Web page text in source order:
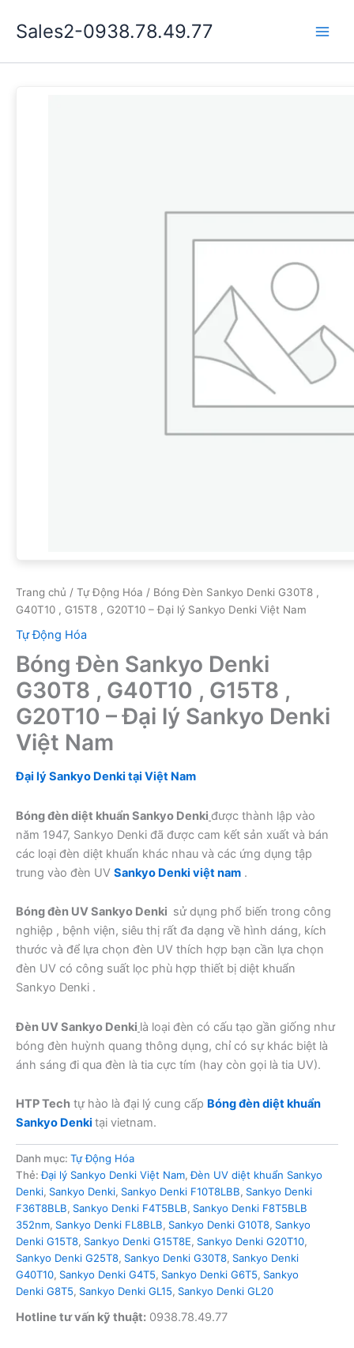
dung
Sales2-0938.78.49.77
Trang chủ / Tự Động Hóa / Bóng Đèn Sankyo Denki G30T8 ,
G40T10 , G15T8 , G20T10 – Đại lý Sankyo Denki Việt Nam
Tự Động Hóa
Bóng Đèn Sankyo Denki
G30T8 , G40T10 , G15T8 ,
G20T10 – Đại lý Sankyo Denki
Việt Nam
Đại lý Sankyo Denki tại Việt Nam
Bóng đèn diệt khuẩn Sankyo Denki được thành lập vào
năm 1947, Sankyo Denki đã được cam kết sản xuất và bán
các loại đèn diệt khuẩn khác nhau và các ứng dụng tập
trung vào đèn UV Sankyo Denki việt nam .
Bóng đèn UV Sankyo Denki sử dụng phổ biến trong công
nghiệp , bệnh viện, siêu thị rất đa dạng về hình dáng, kích
thước và để lựa chọn đèn UV thích hợp bạn cần lựa chọn
đèn UV có công suất lọc phù hợp thiết bị diệt khuẩn
Sankyo Denki .
Đèn UV Sankyo Denki là loại đèn có cấu tạo gần giống như
bóng đèn huỳnh quang thông dụng, chỉ có sự khác biệt là
ánh sáng đi qua đèn là tia cực tím (hay còn gọi là tia UV).
HTP Tech tự hào là đại lý cung cấp Bóng đèn diệt khuẩn
Sankyo Denki tại vietnam.
Danh mục: Tự Động Hóa
Thẻ:Đại lý Sankyo Denki Việt Nam,Đèn UV diệt khuẩn Sankyo
Denki, Sankyo Denki, Sankyo Denki F10T8LBB, Sankyo Denki
F36T8BLB, Sankyo Denki F4T5BLB, Sankyo Denki F8T5BLB
352nm, Sankyo Denki FL8BLB, Sankyo Denki G10T8, Sankyo
Denki G15T8, Sankyo Denki G15T8E, Sankyo Denki G20T10,
Sankyo Denki G25T8, Sankyo Denki G30T8, Sankyo Denki
G40T10, Sankyo Denki G4T5, Sankyo Denki G6T5, Sankyo
Denki G8T5, Sankyo Denki GL15, Sankyo Denki GL20
Hotline tư vấn kỹ thuật: 0938.78.49.77